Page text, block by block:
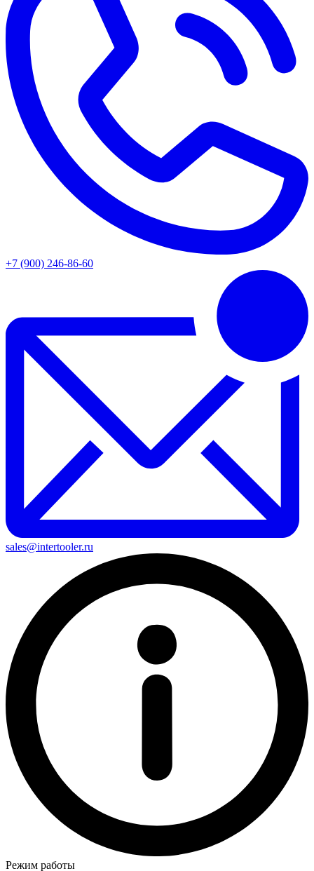
+7 (900) 246-86-60
sales@intertooler.ru
Режим работы